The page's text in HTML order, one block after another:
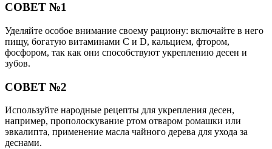
СОВЕТ №1
Уделяйте особое внимание своему рациону: включайте в него
пищу, богатую витаминами С и D, кальцием, фтором,
фосфором, так как они способствуют укреплению десен и
зубов.
СОВЕТ №2
Используйте народные рецепты для укрепления десен,
например, прополоскувание ртом отваром ромашки или
эвкалипта, применение масла чайного дерева для ухода за
деснами.